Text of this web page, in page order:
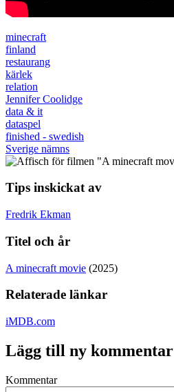
minecraft
finland
restaurang
kärlek
relation
Jennifer Coolidge
data & it
dataspel
finished - swedish
Sverige nämns
Tips inskickat av
Fredrik Ekman
Titel och år
A minecraft movie (2025)
Relaterade länkar
iMDB.com
Lägg till ny kommentar
Kommentar